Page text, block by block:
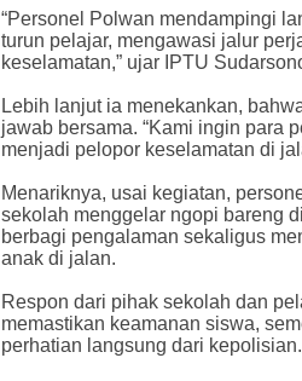
“Personel Polwan mendampingi
turun pelajar, mengawasi jalur
keselamatan,” ujar IPTU
Lebih lanjut ia menekankan,
jawab bersama. “Kami ingin para
menjadi pelopor keselamatan di
Menariknya, usai kegiatan,
sekolah menggelar ngopi bareng
berbagi pengalaman sekaligus
anak di jalan.
Respon dari pihak sekolah dan
memastikan keamanan siswa,
perhatian langsung dari kepolisian.